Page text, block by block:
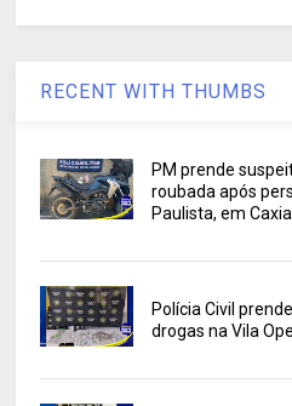
RECENT WITH THUMBS
PM prende
roubada após
Paulista, em
Polícia Civil
drogas na Vila